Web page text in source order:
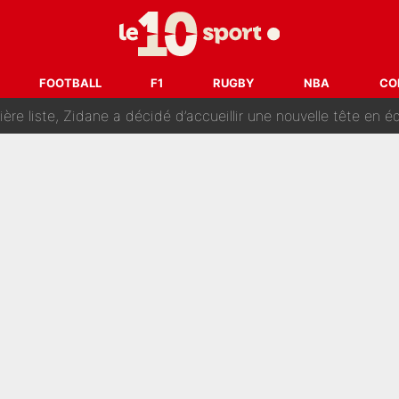
FOOTBALL F1 RUGBY NBA
prêt à l’écarter au PSG, la décision qui va accélérer son
: Kylian Mbappé et Lamine Yamal changent de chaîne, «le
liste, Zidane a décidé d’accueillir une nouvelle tête en